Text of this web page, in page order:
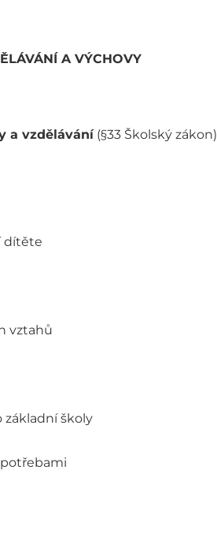
A VÝCHOVY
a vzdělávání(§33 Školský zákon)
dítěte
vztahů
školy